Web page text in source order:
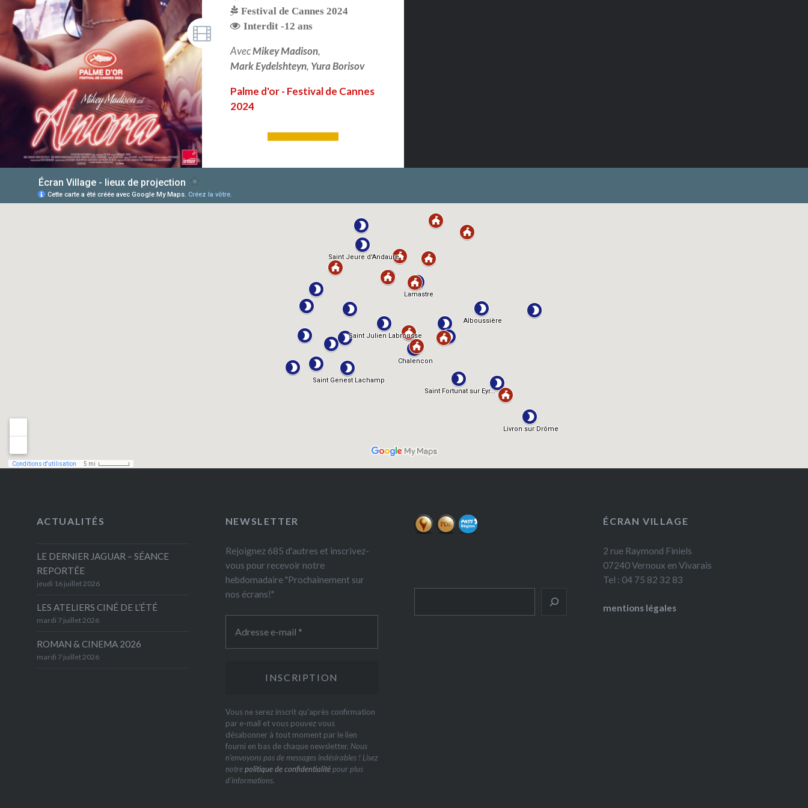
Festival de Cannes 2024
Interdit -12 ans
AvecMikey Madison,
Mark Eydelshteyn, Yura Borisov
Palme d'or - Festival de Cannes
2024
LIRE PLUS
ACTUALITÉS
LE DERNIER JAGUAR – SÉANCE
REPORTÉE
jeudi 16 juillet 2026
LES ATELIERS CINÉ DE L’ÉTÉ
mardi 7 juillet 2026
ROMAN & CINEMA 2026
mardi 7 juillet 2026
NEWSLETTER
Rejoignez 685 d'autres et inscrivez-
vous pour recevoir notre
hebdomadaire "Prochainement sur
nos écrans!"
Vous ne serez inscrit qu'après confirmation
par e-mail et vous pouvez vous
désabonner à tout moment par le lien
fourni en bas de chaque newsletter. Nous
n’envoyons pas de messages indésirables ! Lisez
notrepolitique de confidentialitépour plus
d’informations.
ÉCRAN VILLAGE
2 rue Raymond Finiels
07240 Vernoux en Vivarais
Tel : 04 75 82 32 83
mentions légales